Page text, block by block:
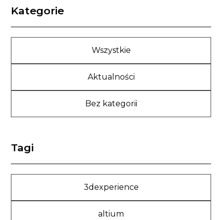
Kategorie
Wszystkie
Aktualności
Bez kategorii
Tagi
3dexperience
altium